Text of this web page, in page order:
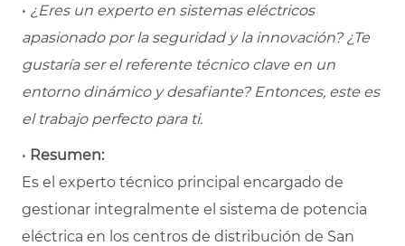
• ¿Eres un experto en sistemas eléctricos
apasionado por la seguridad y la innovación? ¿Te
gustaría ser el referente técnico clave en un
entorno dinámico y desafiante? Entonces, este es
el trabajo perfecto para ti.
• Resumen:
Es el experto técnico principal encargado de
gestionar integralmente el sistema de potencia
eléctrica en los centros de distribución de San